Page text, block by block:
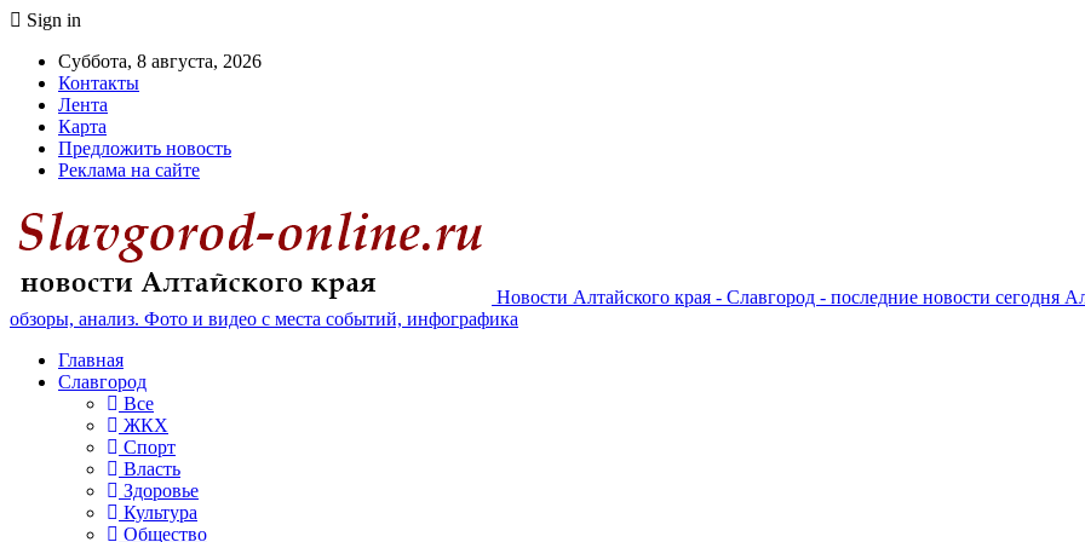
Sign in
Суббота, 8 августа, 2026
Контакты
Лента
Карта
Предложить новость
Реклама на сайте
Новости Алтайского края - Славгород - последние новости сегодня
обзоры, анализ. Фото и видео с места событий, инфографика
Главная
Славгород
Все
ЖКХ
Спорт
Власть
Здоровье
Культура
Общество